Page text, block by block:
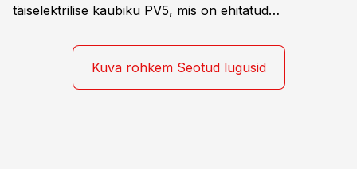
täiselektrilise kaubiku PV5, mis on ehitatud
platvormile e-GMP.s ja pakub hulgaliselt võimalusi
tarbesõiduki konfigureerimiseks. Kia PV5 on saadaval
kahe- ja kolmekohalise pakiautona, 5-kohalise
Kuva rohkem Seotud lugusid